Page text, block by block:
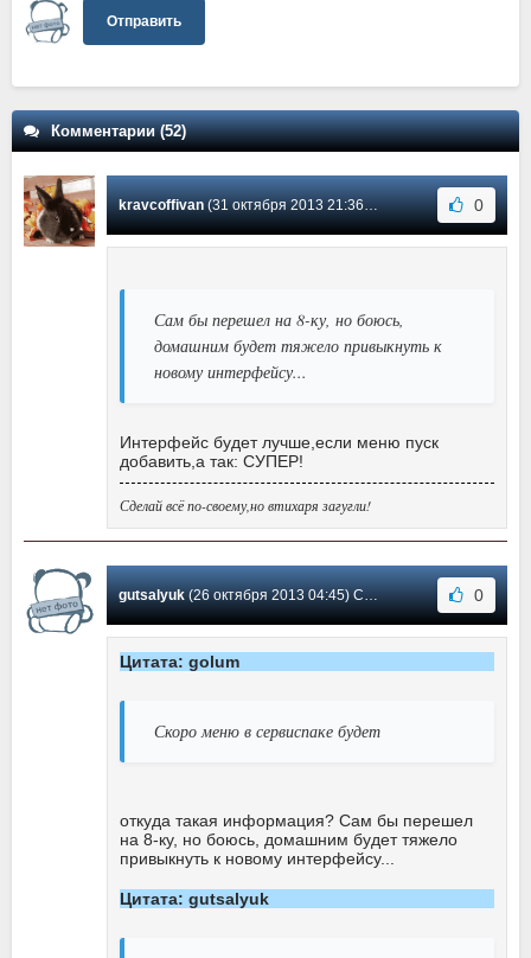
Отправить
Комментарии (52)
kravcoffivan(31 октября 2013 21:36) Сообщение #12 0
Сам бы перешел на 8-ку, но боюсь,
домашним будет тяжело привыкнуть к
новому интерфейсу...
Интерфейс будет лучше,если меню пуск
добавить,а так: СУПЕР!
Сделай всё по-своему,но втихаря загугли!
gutsalyuk(26 октября 2013 04:45) Сообщение #11 0
Цитата: golum
Скоро меню в сервиспаке будет
откуда такая информация? Сам бы перешел
на 8-ку, но боюсь, домашним будет тяжело
привыкнуть к новому интерфейсу...
Цитата: gutsalyuk